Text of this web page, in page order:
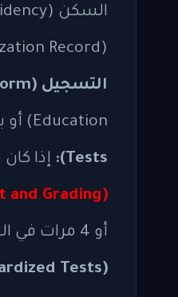
(Immunization Record)، وأحيانًا السجل الدراسي السابق (Transcript). 3.
التسجيل (Registration Form):
Education) أو بالحضور شخصيًا. 4.
Tests): إذا
(Student Assessment and Grading)
أو 4 مرات في السنة، وتتراوح من A (ممتاز) إلى F (راسب). 2.
(Standardized Tests):